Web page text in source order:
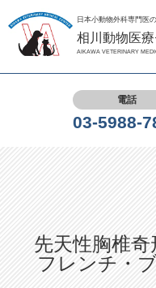
日本小動物外科専門医
相川動物医
AIKAWA VETERINARY
電話
03-5988-
先天性胸椎
フレンチ・